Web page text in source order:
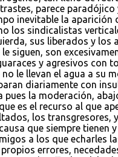
parece paradójico
inevitable la aparición
los sindicalistas
sus liberados y los
le siguen, son
y agresivos con
no le llevan el agua a su
diariamente con
pues la moderación,
es el recurso al que
los transgresores,
que siempre tienen
a los que echarles
propios errores,